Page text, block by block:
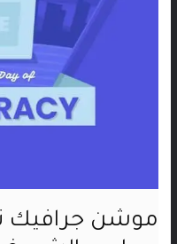
موشن جرافيك